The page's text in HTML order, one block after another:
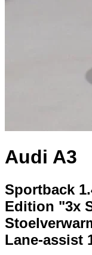
Audi A3
Sportback
Edition "3x
Lane-assist